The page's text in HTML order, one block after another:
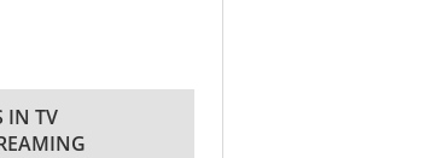
IN TV